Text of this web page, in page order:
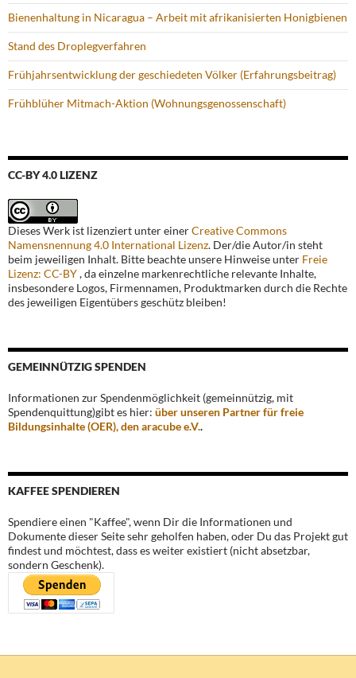
Bienenhaltung in Nicaragua – Arbeit mit afrikanisierten Honigbienen
Stand des Droplegverfahren
Frühjahrsentwicklung der geschiedeten Völker (Erfahrungsbeitrag)
Frühblüher Mitmach-Aktion (Wohnungsgenossenschaft)
CC-BY 4.0 LIZENZ
Dieses Werk ist lizenziert unter einerCreative Commons
Namensnennung 4.0 International Lizenz. Der/die Autor/in steht
beim jeweiligen Inhalt. Bitte beachte unsere Hinweise unter Freie
Lizenz: CC-BY, da einzelne markenrechtliche relevante Inhalte,
insbesondere Logos, Firmennamen, Produktmarken durch die Rechte
des jeweiligen Eigentübers geschütz bleiben!
GEMEINNÜTZIG SPENDEN
Informationen zur Spendenmöglichkeit (gemeinnützig, mit
Spendenquittung)gibt es hier: über unseren Partner für freie
Bildungsinhalte (OER), den aracube e.V..
KAFFEE SPENDIEREN
Spendiere einen "Kaffee", wenn Dir die Informationen und
Dokumente dieser Seite sehr geholfen haben, oder Du das Projekt gut
findest und möchtest, dass es weiter existiert (nicht absetzbar,
sondern Geschenk).